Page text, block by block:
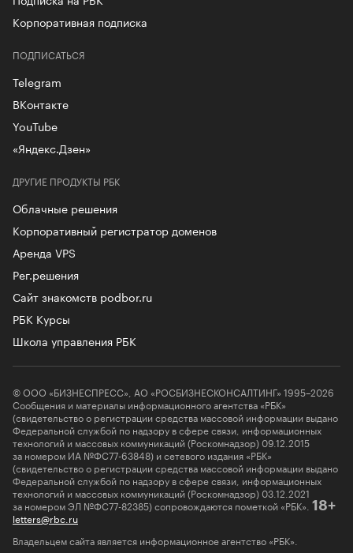
Корпоративная подписка
ДРУГИЕ ПРОДУКТЫ РБК
Облачные решения
Корпоративный регистратор доменов
Аренда VPS
Рег.решения
Сайт знакомств podbor.ru
РБК Курсы
Школа управления РБК
ПОДПИСАТЬСЯ
Telegram
ВКонтакте
YouTube
«Яндекс.Дзен»
© ООО «БИЗНЕСПРЕСС», АО «РОСБИЗНЕСКОНСАЛТИНГ» 1995–2026
Сообщения и материалы информационного агентства «РБК»
(свидетельство о регистрации средства массовой информации выдано
Федеральной службой по надзору в сфере связи, информационных
технологий и массовых коммуникаций (Роскомнадзор) 09.12.2015
за номером ИА №ФС77-63848) и сетевого издания «РБК»
(свидетельство о регистрации средства массовой информации выдано
Федеральной службой по надзору в сфере связи, информационных
технологий и массовых коммуникаций (Роскомнадзор) 03.12.2021
за номером ЭЛ №ФС77-82385) сопровождаются пометкой «РБК». 18+
letters@rbc.ru
Владельцем сайта является информационное агентство «РБК».